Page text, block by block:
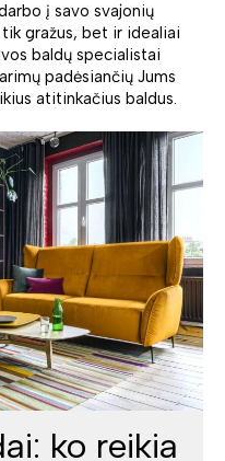
į savo svajonių
gražus, bet ir idealiai
baldų specialistai
padėsiančių Jums
atitinkačius baldus.
ko reikia